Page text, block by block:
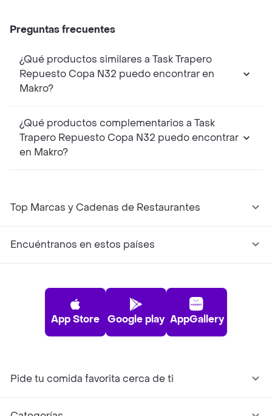
Preguntas frecuentes
¿Qué productos similares a Task Trapero
Repuesto Copa N32 puedo encontrar en
Makro?
¿Qué productos complementarios a Task
Trapero Repuesto Copa N32 puedo encontrar
en Makro?
Top Marcas y Cadenas de Restaurantes
Encuéntranos en estos países
App Store Google play AppGallery
Pide tu comida favorita cerca de ti